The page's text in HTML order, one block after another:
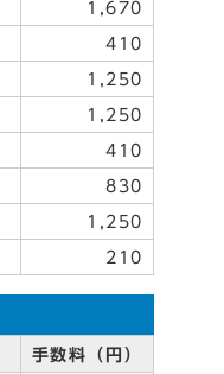
1,670
410
1,250
1,250
410
830
1,250
210
手数料（円）